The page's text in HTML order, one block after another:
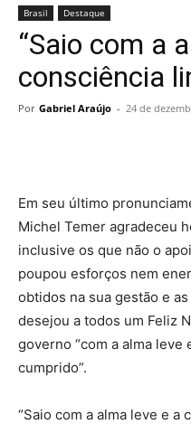
Brasil Destaque
“Saio com a
consciência
Por Gabriel Araújo - 24 de
Em seu último
Michel Temer agradeceu
inclusive os que não o
poupou esforços nem
obtidos na sua gestão e
desejou a todos um Feliz
governo “com a alma
cumprido”.
“Saio com a alma leve e a